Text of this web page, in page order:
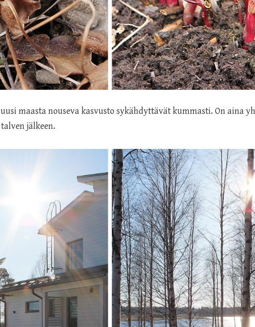
maasta nouseva kasvusto sykähdyttävät kummasti. On aina
jälkeen.